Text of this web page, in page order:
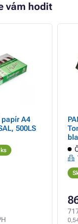
vám hodit
A4
500LS